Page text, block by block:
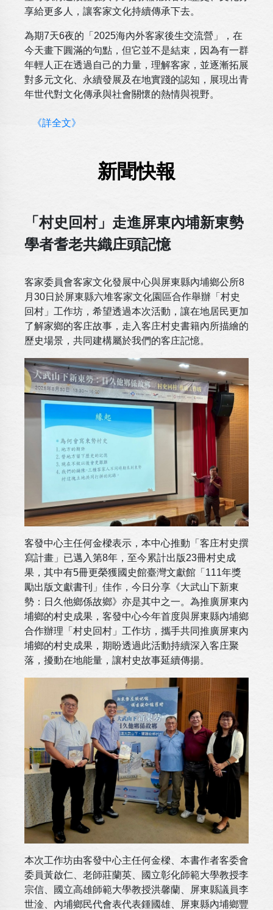
享給更多人，讓客家文化持續傳承下去。
為期7天6夜的「2025海內外客家後生交流營」，在
今天畫下圓滿的句點，但它並不是結束，因為有一群
年輕人正在透過自己的力量，理解客家，並逐漸拓展
對多元文化、永續發展及在地實踐的認知，展現出青
年世代對文化傳承與社會關懷的熱情與視野。
《詳全文》
新聞快報
「村史回村」走進屏東內埔新東勢
學者耆老共織庄頭記憶
客家委員會客家文化發展中心與屏東縣內埔鄉公所8
月30日於屏東縣六堆客家文化園區合作舉辦「村史
回村」工作坊，希望透過本次活動，讓在地居民更加
了解家鄉的客庄故事，走入客庄村史書籍內所描繪的
歷史場景，共同建構屬於我們的客庄記憶。
客發中心主任何金樑表示，本中心推動「客庄村史撰
寫計畫」已邁入第8年，至今累計出版23冊村史成
果，其中有5冊更榮獲國史館臺灣文獻館「111年獎
勵出版文獻書刊」佳作，今日分享《大武山下新東
勢：日久他鄉係故鄉》亦是其中之一。為推廣屏東內
埔鄉的村史成果，客發中心今年首度與屏東縣內埔鄉
合作辦理「村史回村」工作坊，攜手共同推廣屏東內
埔鄉的村史成果，期盼透過此活動持續深入客庄聚
落，擾動在地能量，讓村史故事延續傳揚。
本次工作坊由客發中心主任何金樑、本書作者客委會
委員黃啟仁、老師莊蘭英、國立彰化師範大學教授李
宗信、國立高雄師範大學教授洪馨蘭、屏東縣議員李
世淦、內埔鄉民代會表代表鍾國雄、屏東縣內埔鄉豐